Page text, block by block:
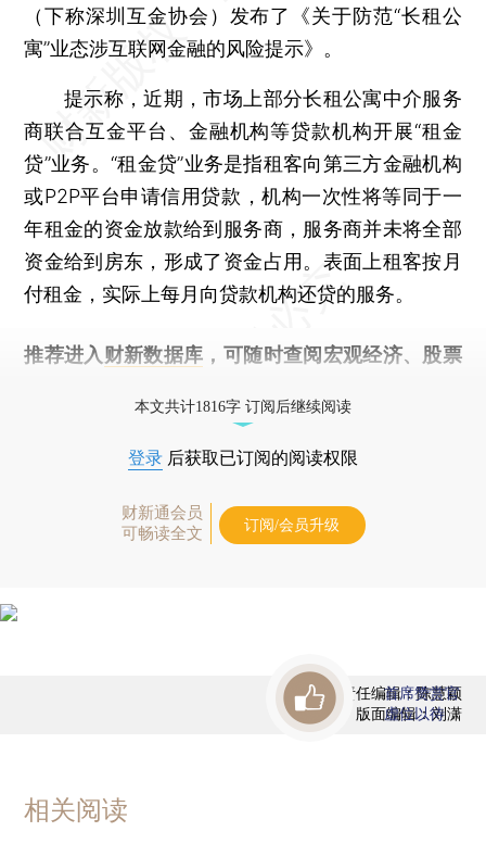
（下称深圳互金协会）发布了《关于防范“长租公
寓”业态涉互联网金融的风险提示》。
提示称，近期，市场上部分长租公寓中介服务
商联合互金平台、金融机构等贷款机构开展“租金
贷”业务。“租金贷”业务是指租客向第三方金融机构
或P2P平台申请信用贷款，机构一次性将等同于一
年租金的资金放款给到服务商，服务商并未将全部
资金给到房东，形成了资金占用。表面上租客按月
付租金，实际上每月向贷款机构还贷的服务。
推荐进入 财新数据库 ，可随时查阅宏观经济、股票
本文共计1816字 订阅后继续阅读
登录 后获取已订阅的阅读权限
财新通会员
可畅读全文
订阅/会员升级
责任编辑：陈慧颖
版面编辑：刘潇
首席赞赏官
虚位以待
相关阅读